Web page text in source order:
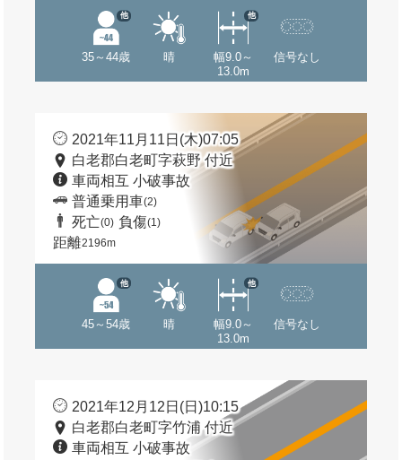
35～44歳
他
晴
幅9.0～
13.0m
他
信号なし
2021年11月11日(木)07:05
白老郡白老町字萩野 付近
車両相互 小破事故
普通乗用車(2)
死亡(0) 負傷(1)
距離2196m
45～54歳
他
晴
幅9.0～
13.0m
他
信号なし
2021年12月12日(日)10:15
白老郡白老町字竹浦 付近
車両相互 小破事故